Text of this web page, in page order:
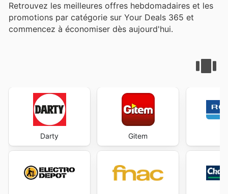
Retrouvez les meilleures offres hebdomadaires et les
promotions par catégorie sur Your Deals 365 et
commencez à économiser dès aujourd'hui.
Darty Gitem